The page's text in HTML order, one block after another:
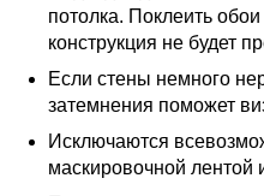
потолка. Поклеить
конструкция не будет
Если стены немного
затемнения поможет
Исключаются
маскировочной лентой